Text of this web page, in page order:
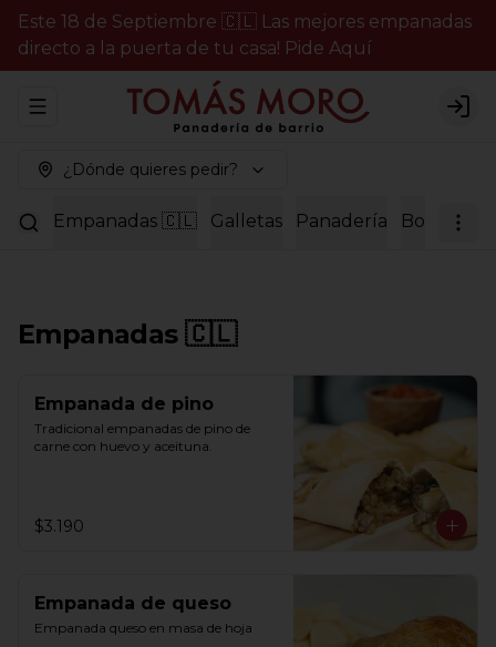
Este 18 de Septiembre 🇨🇱 Las mejores empanadas
directo a la puerta de tu casa! Pide Aquí
Abrir menu de navegación
¿Dónde quieres pedir?
Empanadas 🇨🇱 Galletas Panadería Bollería
Empanadas 🇨🇱
Empanada de pino
Tradicional empanadas de pino de
carne con huevo y aceituna.
$3.190
Empanada de queso
Empanada queso en masa de hoja